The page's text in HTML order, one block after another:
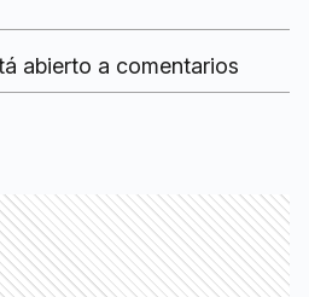
abierto a comentarios